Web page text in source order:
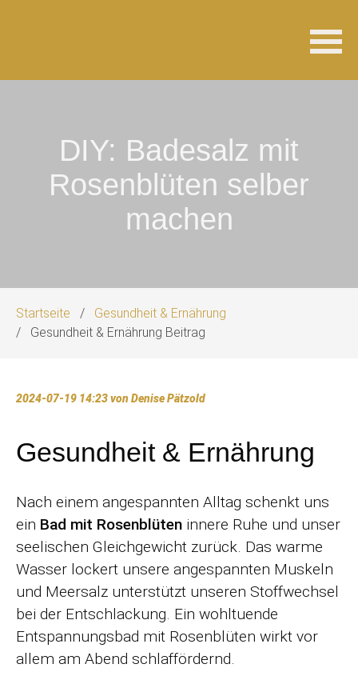
DIY: Badesalz mit
Rosenblüten selber
machen
Startseite
Gesundheit & Ernährung
Gesundheit & Ernährung Beitrag
2024-07-19 14:23von Denise Pätzold
Gesundheit & Ernährung
Nach einem angespannten Alltag schenkt uns
ein Bad mit Rosenblüten innere Ruhe und unser
seelischen Gleichgewicht zurück. Das warme
Wasser lockert unsere angespannten Muskeln
und Meersalz unterstützt unseren Stoffwechsel
bei der Entschlackung. Ein wohltuende
Entspannungsbad mit Rosenblüten wirkt vor
allem am Abend schlaffördernd.